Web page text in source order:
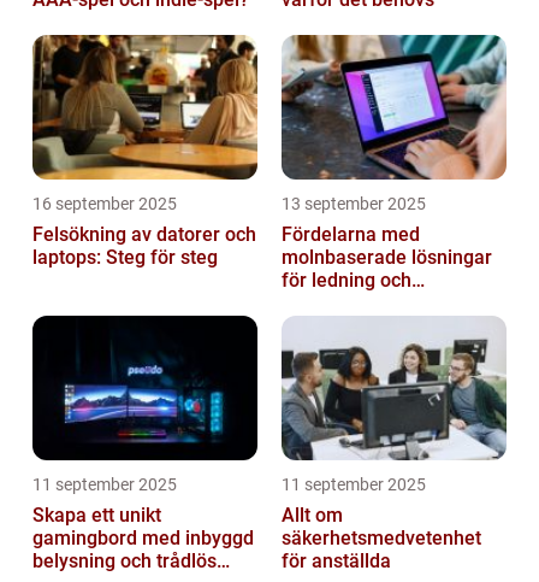
16 september 2025
Felsökning av datorer och
laptops: Steg för steg
13 september 2025
Fördelarna med
molnbaserade lösningar
för ledning och
11 september 2025
Skapa ett unikt
gamingbord med inbyggd
belysning och trådlös
11 september 2025
Allt om
säkerhetsmedvetenhet
för anställda